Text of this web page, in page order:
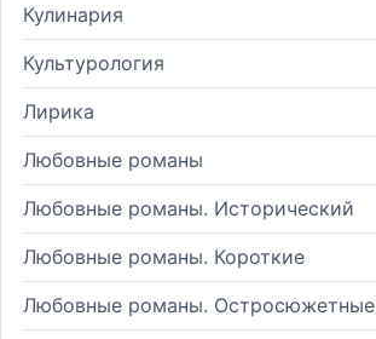
Кулинария
Культурология
Лирика
Любовные романы
Любовные романы. Исторический
Любовные романы. Короткие
Любовные романы. Остросюжетные